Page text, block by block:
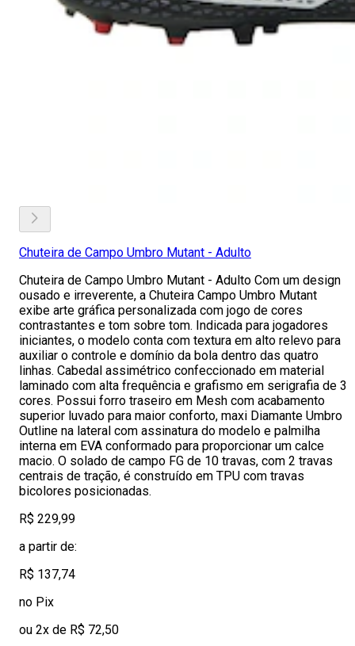
Chuteira de Campo Umbro Mutant - Adulto
Chuteira de Campo Umbro Mutant - Adulto Com um design
ousado e irreverente, a Chuteira Campo Umbro Mutant
exibe arte gráfica personalizada com jogo de cores
contrastantes e tom sobre tom. Indicada para jogadores
iniciantes, o modelo conta com textura em alto relevo para
auxiliar o controle e domínio da bola dentro das quatro
linhas. Cabedal assimétrico confeccionado em material
laminado com alta frequência e grafismo em serigrafia de 3
cores. Possui forro traseiro em Mesh com acabamento
superior luvado para maior conforto, maxi Diamante Umbro
Outline na lateral com assinatura do modelo e palmilha
interna em EVA conformado para proporcionar um calce
macio. O solado de campo FG de 10 travas, com 2 travas
centrais de tração, é construído em TPU com travas
bicolores posicionadas.
R$ 229,99
a partir de:
R$ 137,74
no Pix
ou 2x de R$ 72,50